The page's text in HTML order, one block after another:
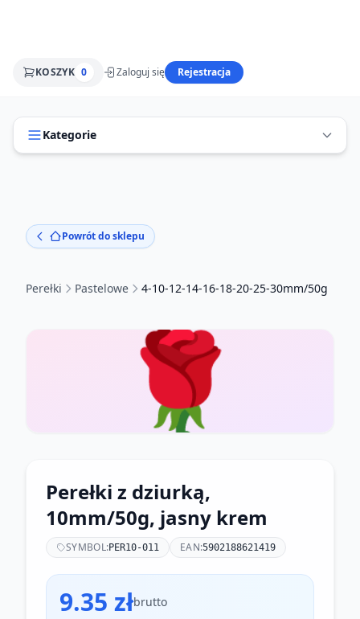
KOSZYK 0 Zaloguj się Rejestracja
Kategorie
Powrót do sklepu
Perełki Pastelowe 4-10-12-14-16-18-20-25-30mm/50g
🌹
Perełki z dziurką,
10mm/50g, jasny krem
SYMBOL:PER10-011 EAN:5902188621419
9.35 złbrutto